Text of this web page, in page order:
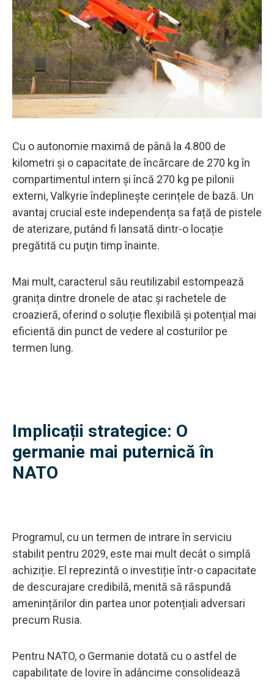
Cu o autonomie maximă de până la 4.800 de
kilometri și o capacitate de încărcare de 270 kg în
compartimentul intern și încă 270 kg pe pilonii
externi, Valkyrie îndeplinește cerințele de bază. Un
avantaj crucial este independența sa față de pistele
de aterizare, putând fi lansată dintr-o locație
pregătită cu puţin timp înainte.
Mai mult, caracterul său reutilizabil estompează
granița dintre dronele de atac și rachetele de
croazieră, oferind o soluție flexibilă și potențial mai
eficientă din punct de vedere al costurilor pe
termen lung.
Implicații strategice: O
germanie mai puternică în
NATO
Programul, cu un termen de intrare în serviciu
stabilit pentru 2029, este mai mult decât o simplă
achiziție. El reprezintă o investiție într-o capacitate
de descurajare credibilă, menită să răspundă
amenințărilor din partea unor potențiali adversari
precum Rusia.
Pentru NATO, o Germanie dotată cu o astfel de
capabilitate de lovire în adâncime consolidează